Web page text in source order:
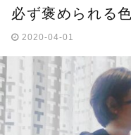
必ず褒められる色
2020-04-01